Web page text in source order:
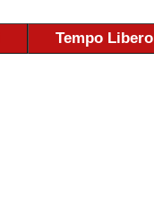
Tempo Libero